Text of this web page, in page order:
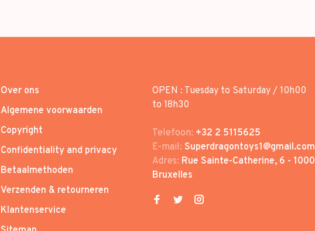
Over ons
Algemene voorwaarden
Copyright
Confidentiality and privacy
Betaalmethoden
Verzenden & retourneren
Klantenservice
OPEN : Tuesday to Saturday / 10h00
to 18h30
Telefoon: +32 2 5115625
E-mail: Superdragontoys1@gmail.com
Adres: Rue Sainte-Catherine, 6 - 1000
Bruxelles